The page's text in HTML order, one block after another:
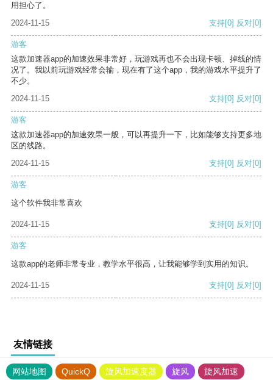
用担心了。
2024-11-15
支持[0] 反对[0]
游客
这款加速器app的加速效果非常好，玩游戏再也不会出现卡顿、掉线的情
况了。我以前玩游戏经常会输，现在有了这个app，我的游戏水平提升了
不少。
2024-11-15
支持[0] 反对[0]
游客
这款加速器app的加速效果一般，可以再提升一下，比如能够支持更多地
区的线路。
2024-11-15
支持[0] 反对[0]
游客
这个软件我非常喜欢
2024-11-15 支持[0] 反对[0]
游客
这款app的老师非常专业，教学水平很高，让我能够学到实用的知识。
2024-11-15 支持[0] 反对[0]
友情链接
网站地图 QuickQ 旋风加速度器 旋风 旋风加速